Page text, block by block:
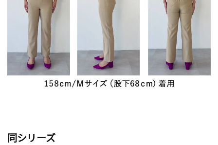
同シリーズ